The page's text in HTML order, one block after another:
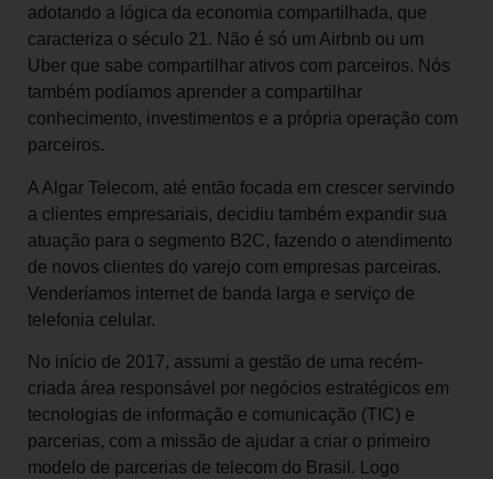
adotando a lógica da economia compartilhada, que
caracteriza o século 21. Não é só um Airbnb ou um
Uber que sabe compartilhar ativos com parceiros. Nós
também podíamos aprender a compartilhar
conhecimento, investimentos e a própria operação com
parceiros.
A Algar Telecom, até então focada em crescer servindo
a clientes empresariais, decidiu também expandir sua
atuação para o segmento B2C, fazendo o atendimento
de novos clientes do varejo com empresas parceiras.
Venderíamos internet de banda larga e serviço de
telefonia celular.
No início de 2017, assumi a gestão de uma recém-
criada área responsável por negócios estratégicos em
tecnologias de informação e comunicação (TIC) e
parcerias, com a missão de ajudar a criar o primeiro
modelo de parcerias de telecom do Brasil. Logo